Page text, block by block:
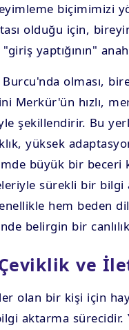
biçimimizi
olduğu için,
yaptığının"
olması,
Merkür'ün hızlı,
şekillendirir. Bu
yüksek
büyük bir beceri
sürekli bir bilgi
hem beden
belirgin bir
ve
olan bir kişi için
aktarma sürecidir.